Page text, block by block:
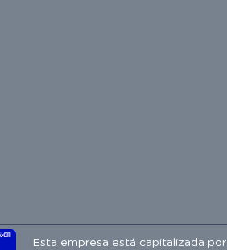
Esta empresa está capitalizada por